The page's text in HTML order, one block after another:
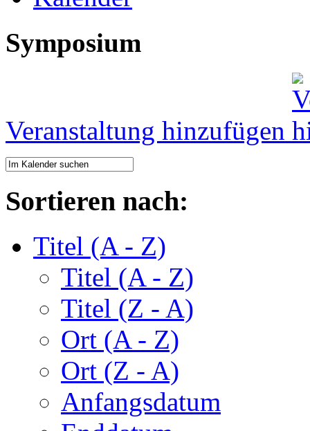
Symposium
Veranstaltung hinzufügen
Sortieren nach:
Titel (A - Z)
Titel (A - Z)
Titel (Z - A)
Ort (A - Z)
Ort (Z - A)
Anfangsdatum